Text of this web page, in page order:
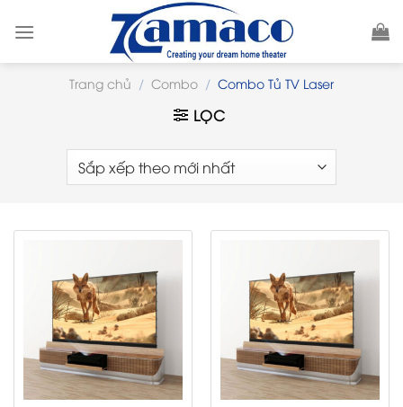
Trang chủ / Combo / Combo Tủ TV Laser
LỌC